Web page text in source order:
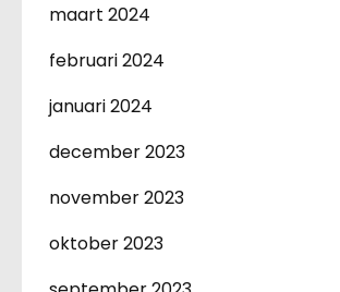
maart 2024
februari 2024
januari 2024
december 2023
november 2023
oktober 2023